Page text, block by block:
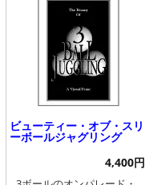
ビューティー・オブ・スリ
ーボールジャグリング
4,400円